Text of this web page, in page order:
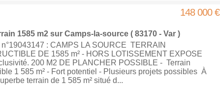
148 000 €
1585 m2 sur Camps-la-source( 83170 - Var )
: CAMPS LA SOURCE TERRAIN
DE 1585 m² - HORS LOTISSEMENT EXPOSE
200 M2 DE PLANCHER POSSIBLE - Terrain
1 585 m² - Fort potentiel - Plusieurs projets possibles À
terrain de 1 585 m² situé d...